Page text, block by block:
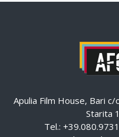
Apulia Film House, Bari
Starita
Tel.: